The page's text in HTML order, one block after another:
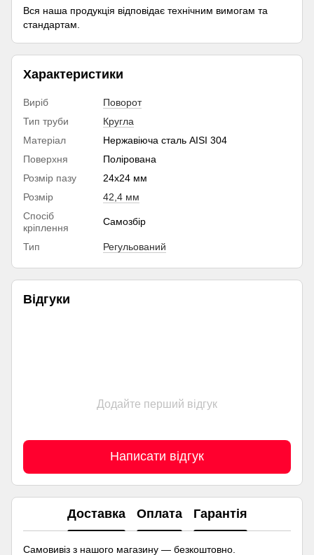
Вся наша продукція відповідає технічним вимогам та
стандартам.
Характеристики
Виріб
Поворот
Тип труби
Кругла
Матеріал
Нержавіюча сталь AISI 304
Поверхня
Полірована
Розмір пазу
24х24 мм
Розмір
42,4 мм
Спосіб
кріплення
Самозбір
Тип Регульований
Відгуки
Додайте перший відгук
Написати відгук
Доставка Оплата Гарантія
Самовивіз з нашого магазину — безкоштовно.